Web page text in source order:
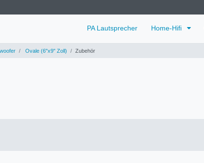
PA Lautsprecher Home-Hifi
Ovale (6"x9" Zoll) Zubehör